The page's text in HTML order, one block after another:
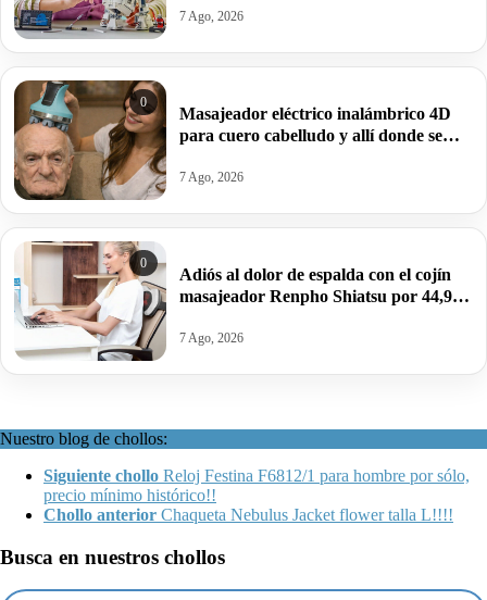
7 Ago, 2026
0
Masajeador eléctrico inalámbrico 4D
para cuero cabelludo y allí donde se
blanco por solo 14,99€.
7 Ago, 2026
0
Adiós al dolor de espalda con el cojín
masajeador Renpho Shiatsu por 44,99€
7 Ago, 2026
Nuestro blog de chollos:
Siguiente chollo Reloj Festina F6812/1 para hombre por sólo,
precio mínimo histórico!!
Chollo anterior Chaqueta Nebulus Jacket flower talla L!!!!
Busca en nuestros chollos